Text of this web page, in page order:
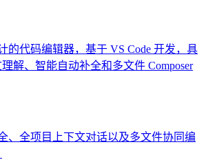
的代码编辑器，基于 VS Code 开发，具
解、智能自动补全和多文件 Composer
、全项目上下文对话以及多文件协同编